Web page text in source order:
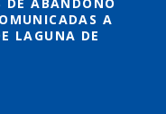
DE ABANDONO
A
LAGUNA DE